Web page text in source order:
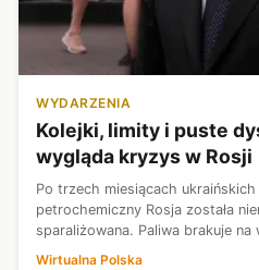
WYDARZENIA
Kolejki, limity i puste
wygląda kryzys w Rosji
Po trzech miesiącach
petrochemiczny Rosja została
sparaliżowana. Paliwa brakuje
benzynowych, a dostawy są
Wirtualna Polska